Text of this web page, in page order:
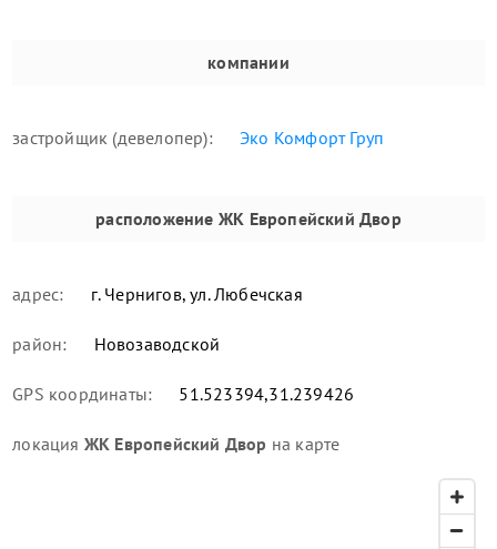
компании
застройщик (девелопер): Эко Комфорт Груп
расположение ЖК Европейский Двор
адрес: г. Чернигов, ул. Любечская
район: Новозаводской
GPS координаты: 51.523394,31.239426
локация ЖК Европейский Двор на карте